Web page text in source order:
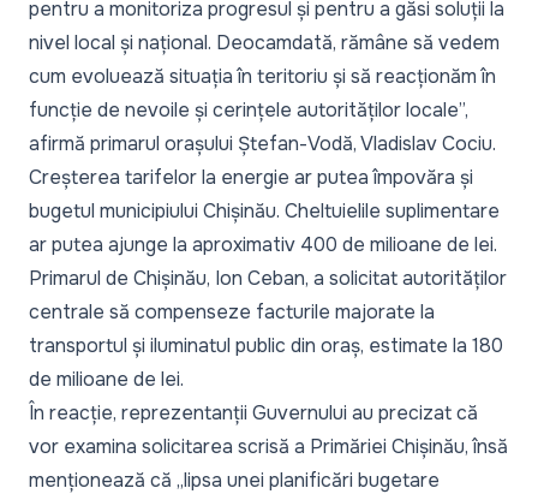
pentru a monitoriza progresul și pentru a găsi soluții la
nivel local și național. Deocamdată, rămâne să vedem
cum evoluează situația în teritoriu și să reacționăm în
funcție de nevoile și cerințele autorităților locale”,
afirmă primarul orașului Ștefan-Vodă, Vladislav Cociu.
Creșterea tarifelor la energie ar putea împovăra și
bugetul municipiului Chișinău. Cheltuielile suplimentare
ar putea ajunge la aproximativ 400 de milioane de lei.
Primarul de Chișinău, Ion Ceban, a solicitat autorităților
centrale să compenseze facturile majorate la
transportul și iluminatul public din oraș, estimate la 180
de milioane de lei.
În reacție, reprezentanții Guvernului au precizat că
vor examina solicitarea scrisă a Primăriei Chișinău, însă
menționează că „lipsa unei planificări bugetare